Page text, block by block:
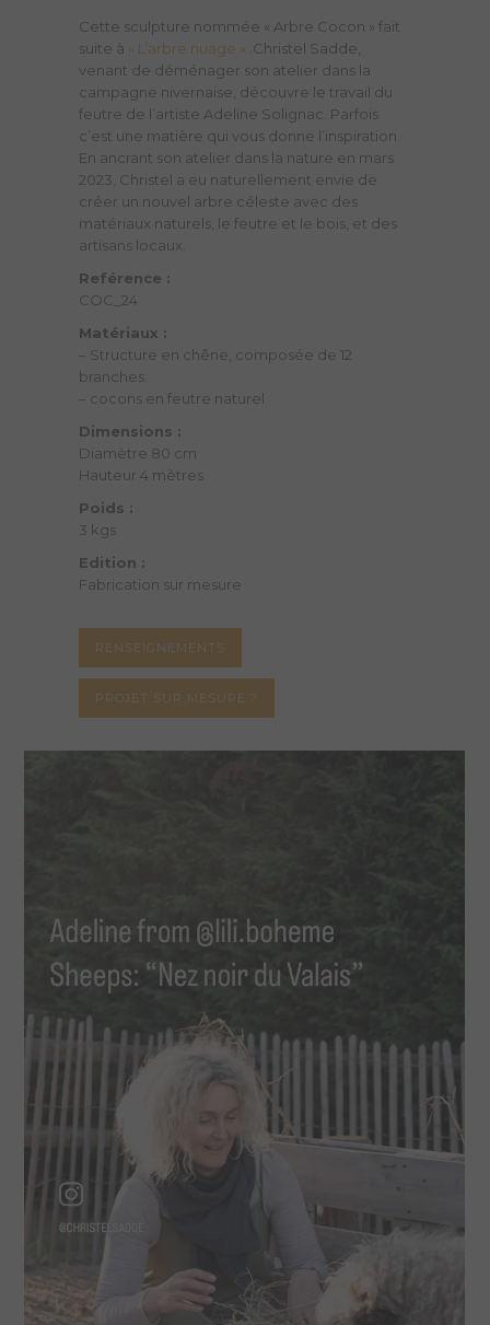
Cette sculpture nommée « Arbre Cocon » fait
suite à « L’arbre nuage » .Christel Sadde,
venant de déménager son atelier dans la
campagne nivernaise, découvre le travail du
feutre de l’artiste Adeline Solignac. Parfois
c’est une matière qui vous donne l’inspiration.
En ancrant son atelier dans la nature en mars
2023, Christel a eu naturellement envie de
créer un nouvel arbre céleste avec des
matériaux naturels, le feutre et le bois, et des
artisans locaux.
Reférence :
COC_24
Matériaux :
– Structure en chêne, composée de 12
branches.
– cocons en feutre naturel
Dimensions :
Diamètre 80 cm
Hauteur 4 mètres
Poids :
3 kgs
Edition :
Fabrication sur mesure
RENSEIGNEMENTS
PROJET SUR MESURE ?